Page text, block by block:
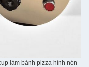
làm bánh pizza hình nón